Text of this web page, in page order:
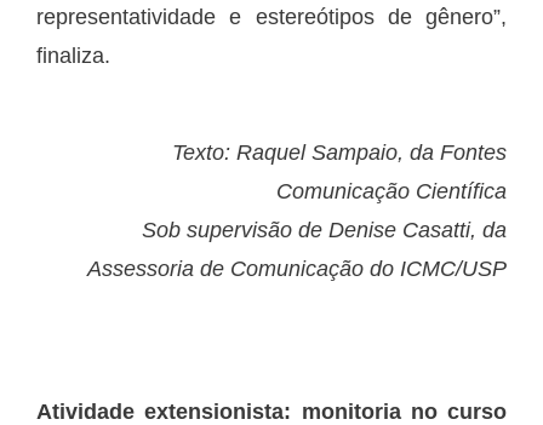
representatividade e estereótipos de gênero”,
finaliza.
Texto: Raquel Sampaio, da Fontes
Comunicação Científica
Sob supervisão de Denise Casatti, da
Assessoria de Comunicação do ICMC/USP
Atividade extensionista: monitoria no curso